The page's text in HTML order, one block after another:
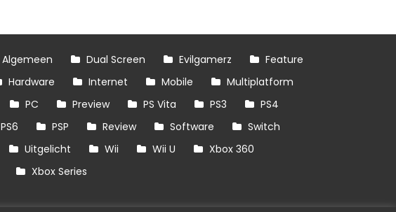
Algemeen Dual Screen Evilgamerz
Feature
Hardware Internet Mobile
Multiplatform
PC Preview PS Vita PS3
PS4
PS6 PSP Review Software
Switch
Uitgelicht Wii Wii U
Xbox 360
Xbox Series